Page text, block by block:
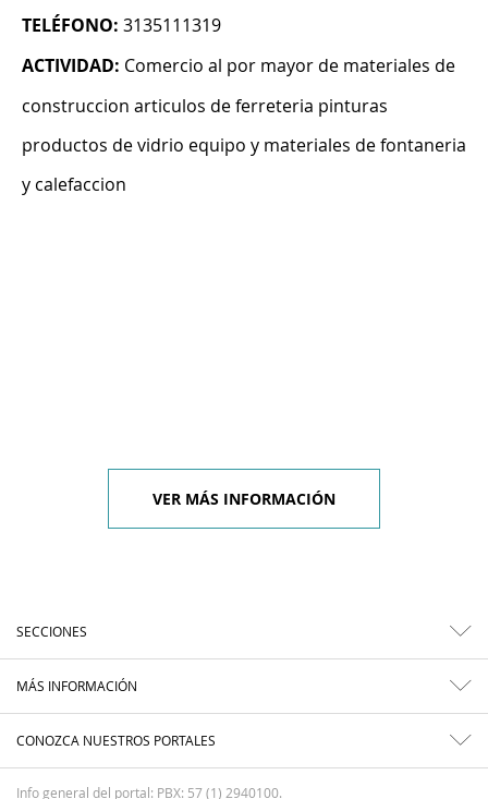
TELÉFONO: 3135111319
ACTIVIDAD: Comercio al por mayor de materiales de
construccion articulos de ferreteria pinturas
productos de vidrio equipo y materiales de fontaneria
y calefaccion
VER MÁS INFORMACIÓN
SECCIONES
MÁS INFORMACIÓN
CONOZCA NUESTROS PORTALES
Info general del portal: PBX: 57 (1) 2940100.